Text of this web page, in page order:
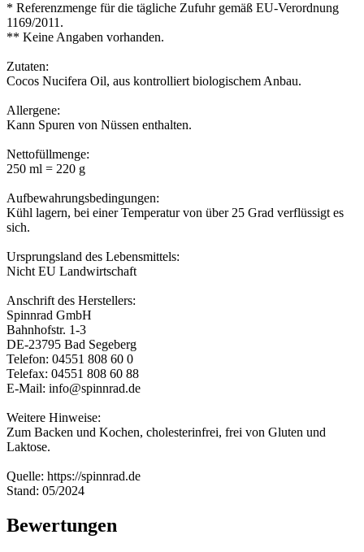
* Referenzmenge für die tägliche Zufuhr gemäß EU-Verordnung
1169/2011.
** Keine Angaben vorhanden.
Zutaten:
Cocos Nucifera Oil, aus kontrolliert biologischem Anbau.
Allergene:
Kann Spuren von Nüssen enthalten.
Nettofüllmenge:
250 ml = 220 g
Aufbewahrungsbedingungen:
Kühl lagern, bei einer Temperatur von über 25 Grad verflüssigt es
sich.
Ursprungsland des Lebensmittels:
Nicht EU Landwirtschaft
Anschrift des Herstellers:
Spinnrad GmbH
Bahnhofstr. 1-3
DE-23795 Bad Segeberg
Telefon: 04551 808 60 0
Telefax: 04551 808 60 88
E-Mail: info@spinnrad.de
Weitere Hinweise:
Zum Backen und Kochen, cholesterinfrei, frei von Gluten und
Laktose.
Quelle: https://spinnrad.de
Stand: 05/2024
Bewertungen